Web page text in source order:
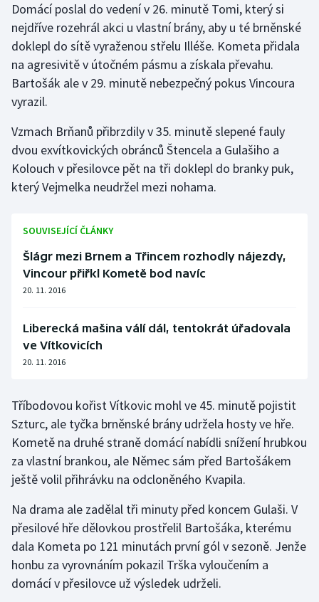
Parasport
Plavání
Plážový volejbal
Rychlobruslení
Rychlostní kanoistika
Short track
Sportovní střelba
Stolní tenis
Triatlon
Veslování
Volejbal
Ostatní
Domácí poslal do vedení v 26. minutě Tomi, který si
nejdříve rozehrál akci u vlastní brány, aby u té brněnské
doklepl do sítě vyraženou střelu Illéše. Kometa přidala
na agresivitě v útočném pásmu a získala převahu.
Bartošák ale v 29. minutě nebezpečný pokus Vincoura
vyrazil.
Vzmach Brňanů přibrzdily v 35. minutě slepené fauly
dvou exvítkovických obránců Štencela a Gulašiho a
Kolouch v přesilovce pět na tři doklepl do branky puk,
který Vejmelka neudržel mezi nohama.
SOUVISEJÍCÍ ČLÁNKY
Šlágr mezi Brnem a Třincem rozhodly nájezdy,
Vincour přiřkl Kometě bod navíc
20. 11. 2016
Liberecká mašina válí dál, tentokrát úřadovala
ve Vítkovicích
20. 11. 2016
Tříbodovou kořist Vítkovic mohl ve 45. minutě pojistit
Szturc, ale tyčka brněnské brány udržela hosty ve hře.
Kometě na druhé straně domácí nabídli snížení hrubkou
za vlastní brankou, ale Němec sám před Bartošákem
ještě volil přihrávku na odcloněného Kvapila.
Na drama ale zadělal tři minuty před koncem Gulaši. V
přesilové hře dělovkou prostřelil Bartošáka, kterému
dala Kometa po 121 minutách první gól v sezoně. Jenže
honbu za vyrovnáním pokazil Trška vyloučením a
domácí v přesilovce už výsledek udrželi.